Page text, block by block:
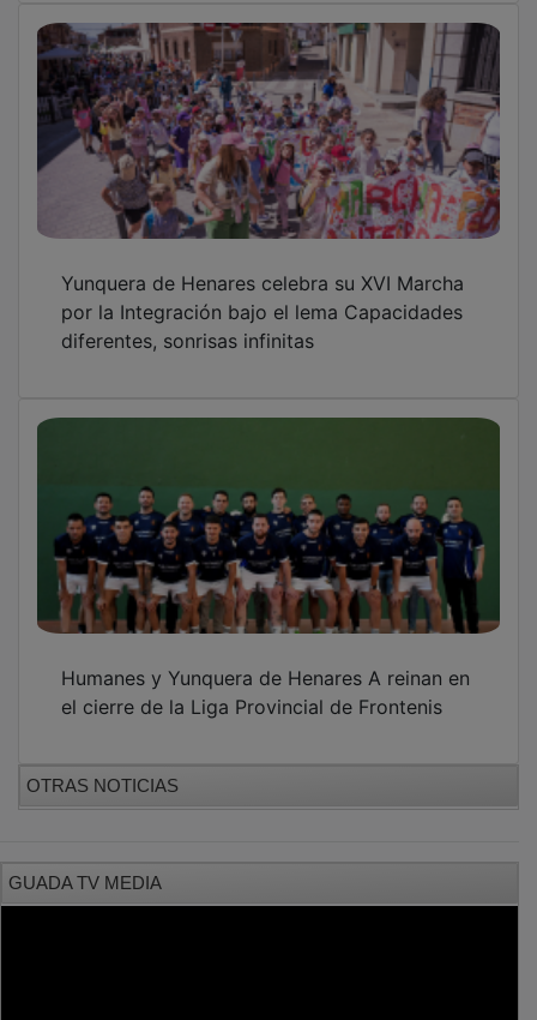
Humanes y Yunquera de Henares A reinan en
el cierre de la Liga Provincial de Frontenis
PUBLICIDAD